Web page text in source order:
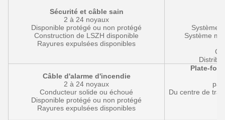
Sécurité et câble sain
2 à 24 noyaux
Disponible protégé ou non protégé
Construction de LSZH disponible
Rayures expulsées disponibles
Système
Système
Câble d'alarme d'incendie
2 à 24 noyaux
Conducteur solide ou échoué
Disponible protégé ou non protégé
Rayures expulsées disponibles
Plate-
Du centre de